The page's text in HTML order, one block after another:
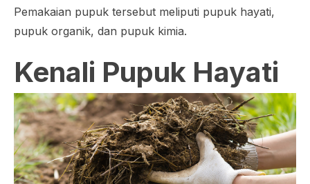
Pemakaian pupuk tersebut meliputi pupuk hayati,
pupuk organik, dan pupuk kimia.
Kenali Pupuk Hayati